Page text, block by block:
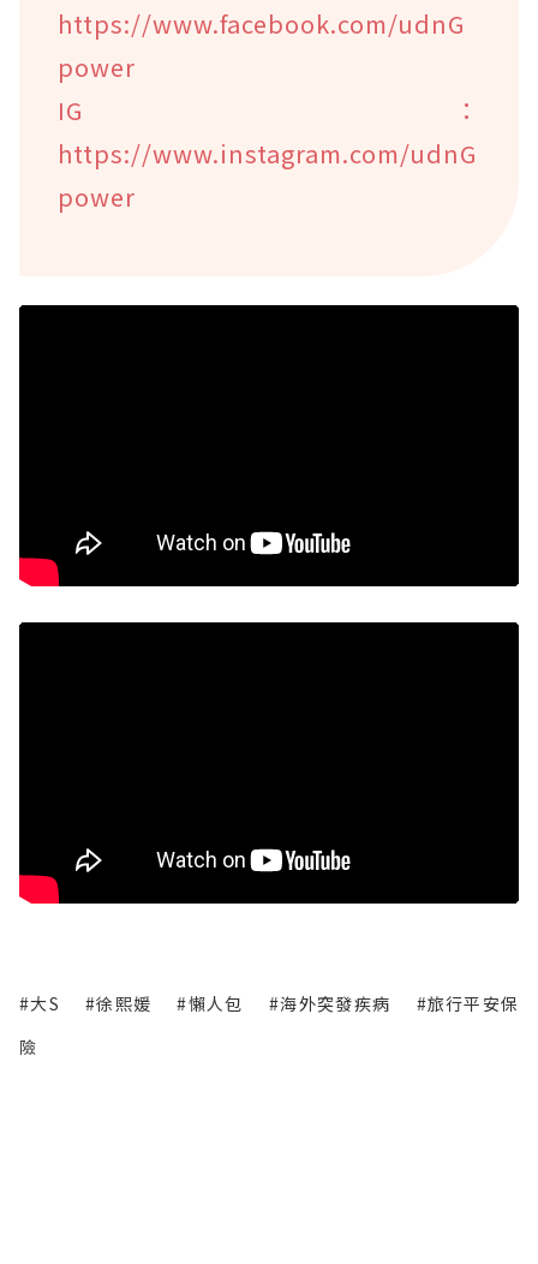
https://www.facebook.com/udnG
power
IG：
https://www.instagram.com/udnG
power
#大S #徐熙媛 #懶人包 #海外突發疾病
#旅行平安保
險